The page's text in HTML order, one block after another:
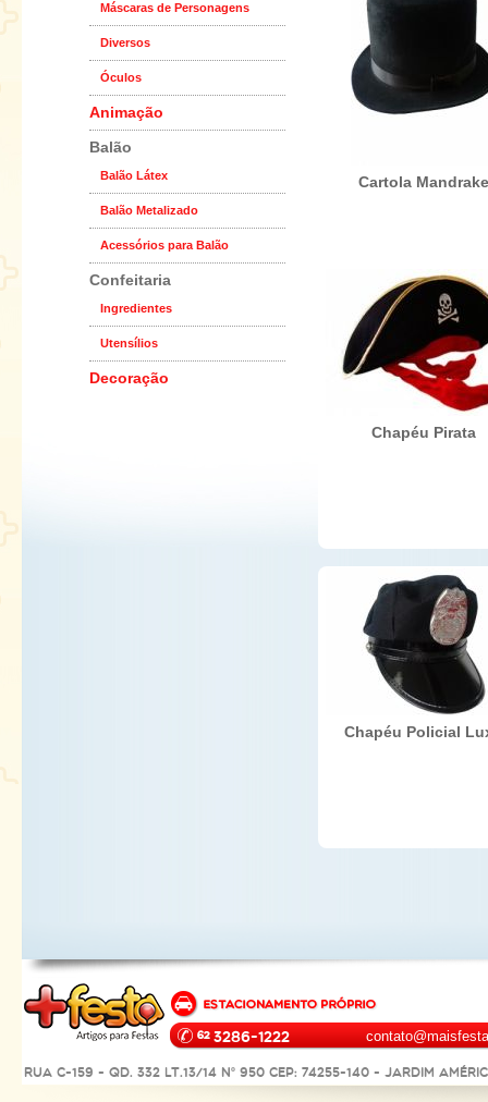
Máscaras de Personagens
Diversos
Óculos
Animação
Balão
Balão Látex
Balão Metalizado
Acessórios para Balão
Confeitaria
Ingredientes
Utensílios
Decoração
Cartola Mandrake
Chapéu Pirata
Chapéu Policial
3286-1222
Rua C-159 - Qd. 332 Lt.13/14 Nº 950 CEP: 74255-140 - Jardim